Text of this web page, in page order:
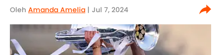
Oleh Amanda Amelia | Jul 7, 2024